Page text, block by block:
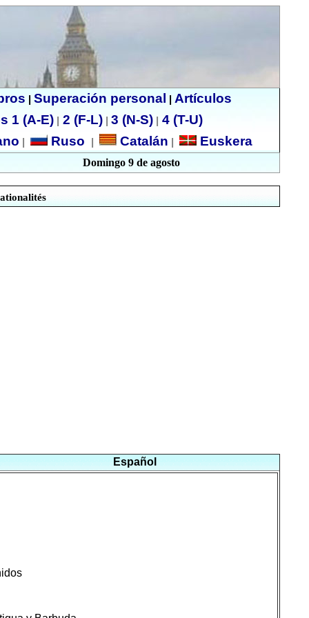
Superación personal
Artículos
1 (A-E) 2 (F-L) 3 (N-S)
4 (T-U)
Ruso Catalán Euskera
Domingo 9 de agosto
Español